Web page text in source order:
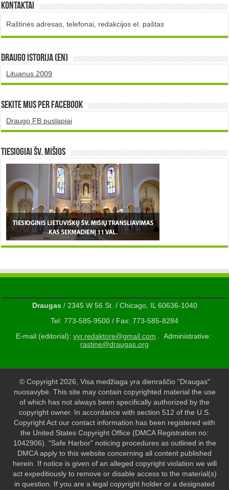
Kontaktai
Raštinės adresas, telefonai, redakcijos el. paštas
DRAUGO istorija (EN)
Lituanus 2009
Sekite mus per Facebook
Draugo FB puslapiai
TIESIOGIAI šv. MIŠIOS
Draugas/ 2345 W 56 St. / Chicago, IL 60636-1040
Tel: 773-585-9500 / Fax: 773-585-8284
E-mail (editorial): vyr.redaktore@gmail.com . Administrative:
rastine@draugas.org
© Copyright 2026, Visa medžiaga yra dienraščio "Draugas"
nuosavybė. This site may contain copyrighted material the use
of which has not always been specifically authorized by the
copyright owner. In accordance with section 512 of the U.S.
Copyright Act our contact information has been registered with
the United States Copyright Office (DMCA Registration no:
1042906). "Safe Harbor" noticing procedures as outlined in the
DMCA apply to this website concerning all content published
herein. If notice is given of an alleged copyright violation we will
act expeditiously to remove or disable access to the material(s)
in question. If you are a legal copyright holder or a designated